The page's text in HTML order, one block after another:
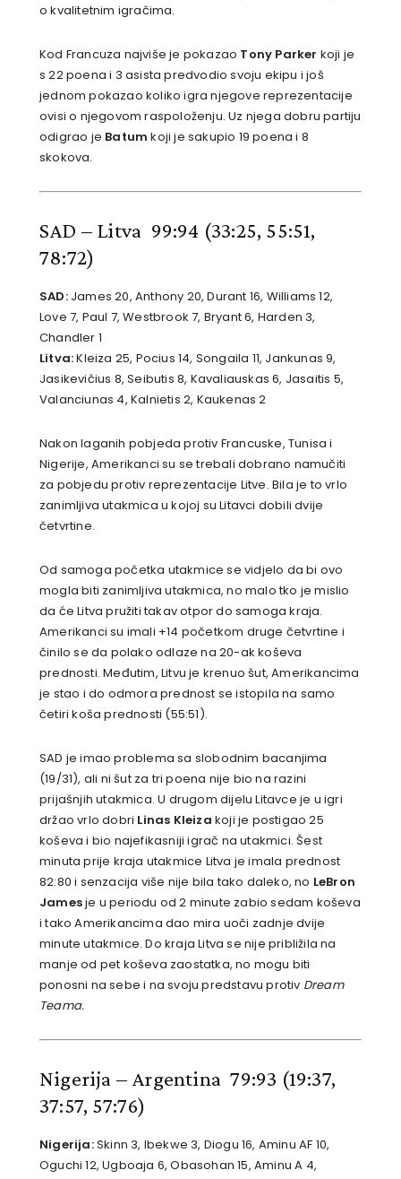
o kvalitetnim igračima.
Kod Francuza najviše je pokazao Tony Parker koji je
s 22 poena i 3 asista predvodio svoju ekipu i još
jednom pokazao koliko igra njegove reprezentacije
ovisi o njegovom raspoloženju. Uz njega dobru partiju
odigrao je Batum koji je sakupio 19 poena i 8
skokova.
SAD – Litva 99:94 (33:25, 55:51,
78:72)
SAD:James 20, Anthony 20, Durant 16, Williams 12,
Love 7, Paul 7, Westbrook 7, Bryant 6, Harden 3,
Chandler 1
Litva:Kleiza 25, Pocius 14, Songaila 11, Jankunas 9,
Jasikevičius 8, Seibutis 8, Kavaliauskas 6, Jasaitis 5,
Valanciunas 4, Kalnietis 2, Kaukenas 2
Nakon laganih pobjeda protiv Francuske, Tunisa i
Nigerije, Amerikanci su se trebali dobrano namučiti
za pobjedu protiv reprezentacije Litve. Bila je to vrlo
zanimljiva utakmica u kojoj su Litavci dobili dvije
četvrtine.
Od samoga početka utakmice se vidjelo da bi ovo
mogla biti zanimljiva utakmica, no malo tko je mislio
da će Litva pružiti takav otpor do samoga kraja.
Amerikanci su imali +14 početkom druge četvrtine i
činilo se da polako odlaze na 20-ak koševa
prednosti. Međutim, Litvu je krenuo šut, Amerikancima
je stao i do odmora prednost se istopila na samo
četiri koša prednosti (55:51).
SAD je imao problema sa slobodnim bacanjima
(19/31), ali ni šut za tri poena nije bio na razini
prijašnjih utakmica. U drugom dijelu Litavce je u igri
držao vrlo dobri Linas Kleiza koji je postigao 25
koševa i bio najefikasniji igrač na utakmici. Šest
minuta prije kraja utakmice Litva je imala prednost
82:80 i senzacija više nije bila tako daleko, no LeBron
Jamesje u periodu od 2 minute zabio sedam koševa
i tako Amerikancima dao mira uoči zadnje dvije
minute utakmice. Do kraja Litva se nije približila na
manje od pet koševa zaostatka, no mogu biti
ponosni na sebe i na svoju predstavu protiv Dream
Teama.
Nigerija – Argentina 79:93 (19:37,
37:57, 57:76)
Nigerija:Skinn 3, Ibekwe 3, Diogu 16, Aminu AF 10,
Oguchi 12, Ugboaja 6, Obasohan 15, Aminu A 4,